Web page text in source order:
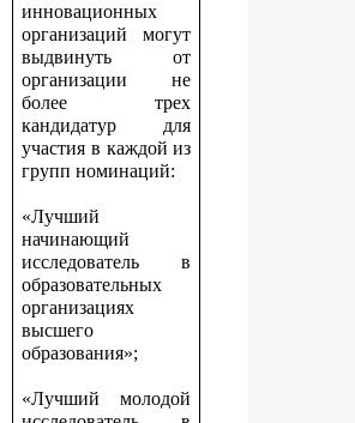
инновационных
организаций могут
выдвинуть от
организации не
более трех
кандидатур для
участия в каждой из
групп номинаций:
«Лучший
начинающий
исследователь в
образовательных
организациях
высшего
образования»;
«Лучший молодой